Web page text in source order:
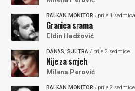
BALKAN MONITOR/ prije 1 sedmica
Granica srama
Eldin Hadžović
DANAS, SJUTRA/ prije 2 sedmice
Nije za smjeh
Milena Perović
BALKAN MONITOR/ prije 2 sedmice